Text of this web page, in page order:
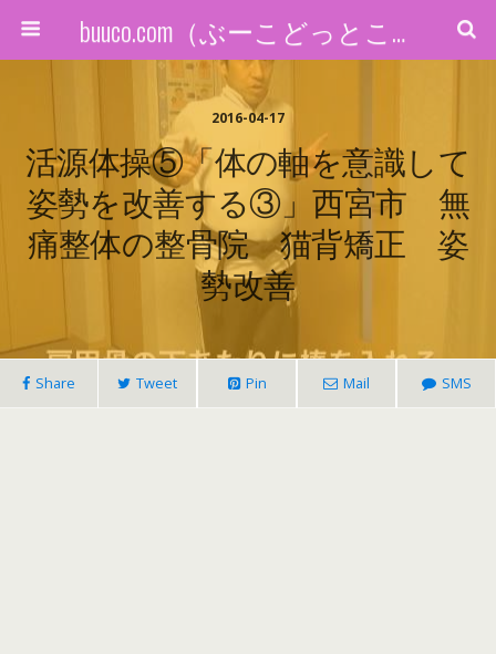
buuco.com（ぶーこどっとこむ）
2016-04-17
活源体操⑤「体の軸を意識して
姿勢を改善する③」西宮市 無
痛整体の整骨院 猫背矯正 姿
勢改善
Share Tweet Pin Mail SMS